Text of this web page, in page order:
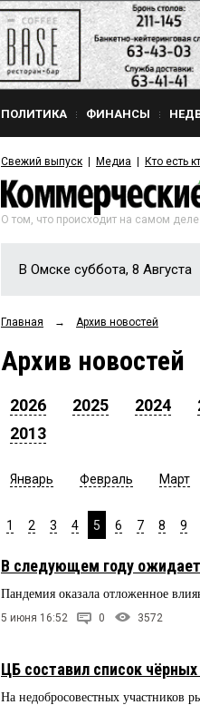
ПОЛИТИКА ФИНАНСЫ
Свежий выпуск Медиа Кто есть
О том, что происходит на самом деле
В Омске суббота, 8 Августа
Главная → Архив новостей
Архив новостей
2026 2025 2024
2013
Январь Февраль Март
1 2 3 4 5 6 7 8 9
В следующем году
Пандемия оказала отложенное
5 июня 16:52 0 3572
ЦБ составил список
На недобросовестных участников